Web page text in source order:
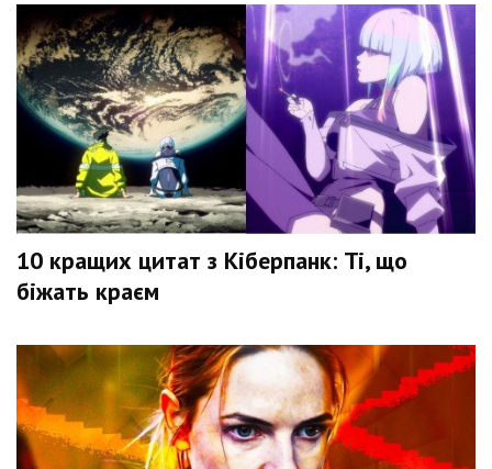
10 кращих цитат з Кіберпанк: Ті, що
біжать краєм